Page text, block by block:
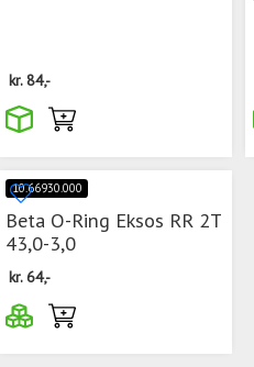
kr.84,-
10.66930.000
Beta O-Ring Eksos RR 2T
43,0-3,0
kr.64,-